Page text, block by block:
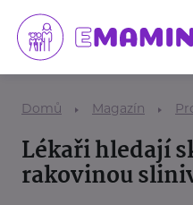
Domů Magazín
Lékaři hledají
rakovinou